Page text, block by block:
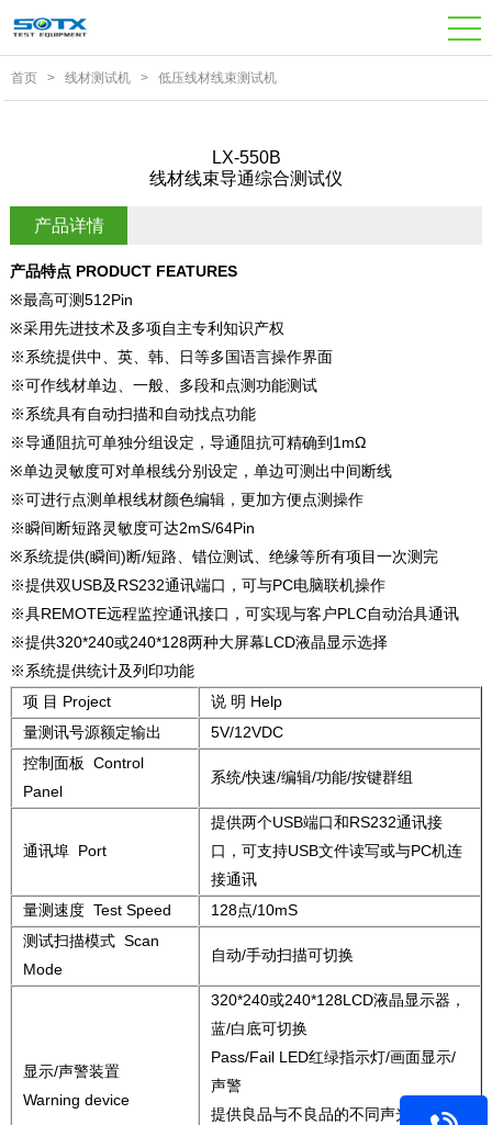
首页 > 线材测试机 > 低压线材线束测试机
LX-550B
线材线束导通综合测试仪
产品详情
产品特点PRODUCT FEATURES
※最高可测512Pin
※采用先进技术及多项自主专利知识产权
※系统提供中、英、韩、日等多国语言操作界面
※可作线材单边、一般、多段和点测功能测试
※系统具有自动扫描和自动找点功能
※导通阻抗可单独分组设定，导通阻抗可精确到1mΩ
※单边灵敏度可对单根线分别设定，单边可测出中间断线
※可进行点测单根线材颜色编辑，更加方便点测操作
※瞬间断短路灵敏度可达2mS/64Pin
※系统提供(瞬间)断/短路、错位测试、绝缘等所有项目一次测完
※提供双USB及RS232通讯端口，可与PC电脑联机操作
※具REMOTE远程监控通讯接口，可实现与客户PLC自动治具通讯
※提供320*240或240*128两种大屏幕LCD液晶显示选择
※系统提供统计及列印功能
项 目 Project
说 明 Help
量测讯号源额定输出
5V/12VDC
控制面板 Control
Panel
系统/快速/编辑/功能/按键群组
通讯埠 Port
提供两个USB端口和RS232通讯接
口，可支持USB文件读写或与PC机连
接通讯
量测速度 Test Speed
128点/10mS
测试扫描模式 Scan
Mode
自动/手动扫描可切换
显示/声警装置
Warning device
320*240或240*128LCD液晶显示器，
蓝/白底可切换
Pass/Fail LED红绿指示灯/画面显示/
声警
提供良品与不良品的不同声光/音量及